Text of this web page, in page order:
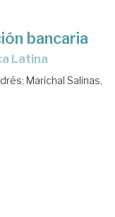
bancaria
Latina
; Marichal Salinas,